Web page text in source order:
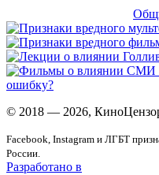
ошибку?
© 2018 — 2026,
Facebook, Instagram и ЛГБТ
России.
Разработано в